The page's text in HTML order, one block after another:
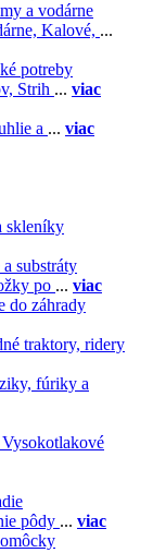
a vodárne
Kalové, ...
potreby
Strih ... viac
a ... viac
skleníky
substráty
po ... viac
do záhrady
traktory, ridery
fúriky a
Vysokotlakové
pôdy ... viac